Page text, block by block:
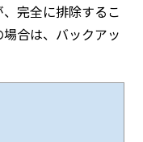
完全に排除するこ
合は、バックアッ